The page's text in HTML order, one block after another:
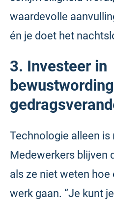
waardevolle
én je doet het
3. Investeer in
Technologie alleen is
Medewerkers blijven
als ze niet weten
werk gaan. “Je kunt